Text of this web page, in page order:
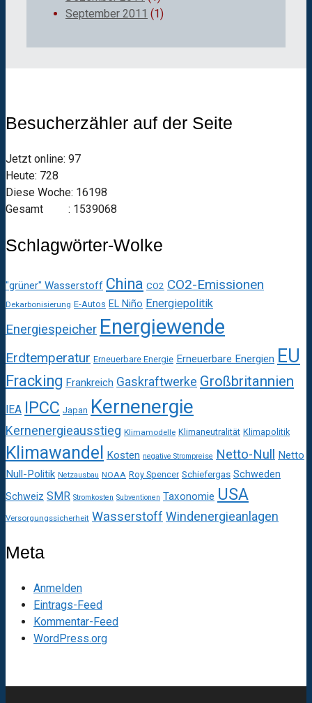
September 2011 (1)
Besucherzähler auf der Seite
Jetzt online: 97
Heute: 728
Diese Woche: 16198
Gesamt : 1539068
Schlagwörter-Wolke
"grüner" Wasserstoff China CO2 CO2-Emissionen
Dekarbonisierung E-Autos EL Niño Energiepolitik
Energiespeicher Energiewende
Erdtemperatur Erneuerbare Energie Erneuerbare Energien EU
Fracking Frankreich Gaskraftwerke Großbritannien
IEA IPCC Japan Kernenergie
Kernenergieausstieg Klimamodelle Klimaneutralität Klimapolitik
Klimawandel Kosten negative Strompreise Netto-Null Netto
Null-Politik Netzausbau NOAA Roy Spencer Schiefergas Schweden
Schweiz SMR Stromkosten Subventionen Taxonomie USA
Versorgungssicherheit Wasserstoff Windenergieanlagen
Meta
Anmelden
Eintrags-Feed
Kommentar-Feed
WordPress.org